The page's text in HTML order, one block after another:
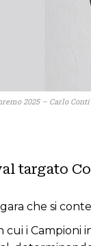
2025 – Carlo Conti
targato
che si
cui i Campioni